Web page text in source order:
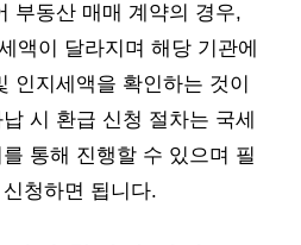
부동산 매매 계약의 경우,
액이 달라지며 해당 기관에
인지세액을 확인하는 것이
시 환급 신청 절차는 국세
통해 진행할 수 있으며 필
청하면 됩니다.